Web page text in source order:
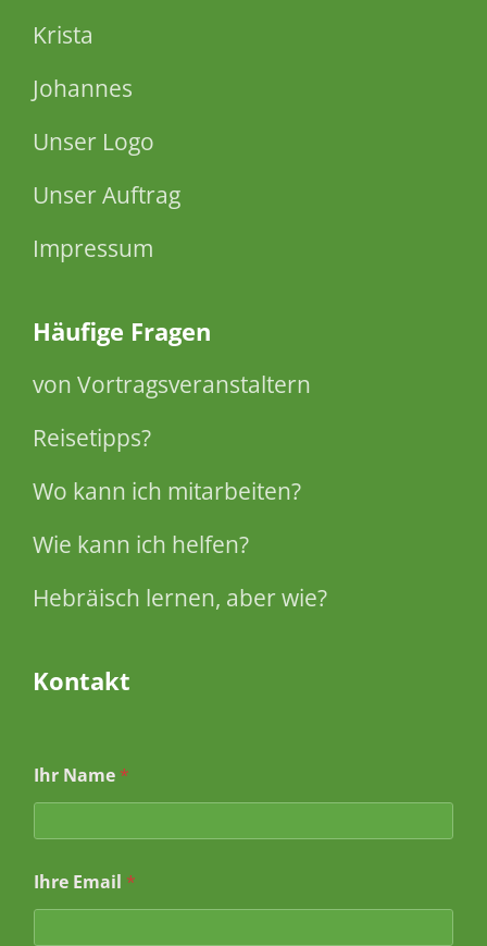
Krista
Johannes
Unser Logo
Unser Auftrag
Impressum
Häufige Fragen
von Vortragsveranstaltern
Reisetipps?
Wo kann ich mitarbeiten?
Wie kann ich helfen?
Hebräisch lernen, aber wie?
Kontakt
Ihr Name *
Ihre Email *